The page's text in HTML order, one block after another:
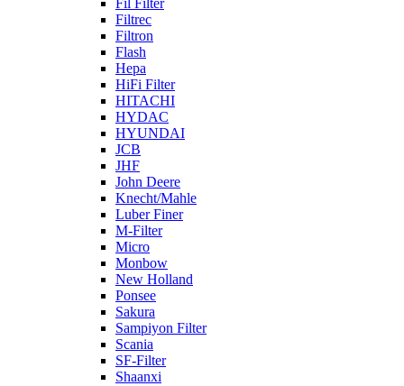
Fil Filter
Filtrec
Filtron
Flash
Hepa
HiFi Filter
HITACHI
HYDAC
HYUNDAI
JCB
JHF
John Deere
Knecht/Mahle
Luber Finer
M-Filter
Micro
Monbow
New Holland
Ponsee
Sakura
Sampiyon Filter
Scania
SF-Filter
Shaanxi